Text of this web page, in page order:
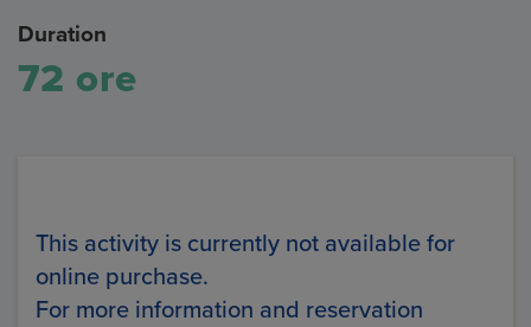
Duration
72 ore
This activity is currently not available for
online purchase.
For more information and reservation